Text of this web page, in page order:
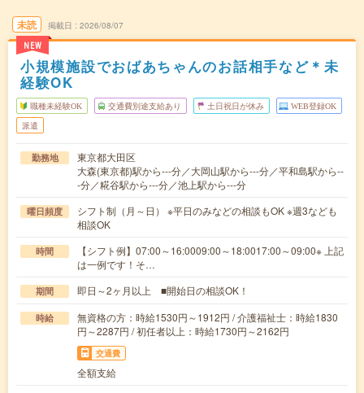
未読
NEW
掲載日 2026/08/07
小規模施設でおばあちゃんのお話相手など＊未
経験OK
職種未経験OK 交通費別途支給あり 土日祝日が休み WEB登録OK
派遣
勤務地
東京都大田区
大森(東京都)駅から---分／大岡山駅から---分／平和島駅から--
-分／糀谷駅から---分／池上駅から---分
曜日頻度
シフト制（月～日） ※平日のみなどの相談もOK ※週3なども
相談OK
時間
【シフト例】07:00～16:0009:00～18:0017:00～09:00※ 上記
は一例です！そ…
期間 即日～2ヶ月以上 ■開始日の相談OK！
時給
無資格の方：時給1530円～1912円 / 介護福祉士：時給1830
円～2287円 / 初任者以上：時給1730円～2162円
交通費
全額支給